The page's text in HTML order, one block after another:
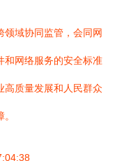
领域协同监管，会同网
和网络服务的安全标准
高质量发展和人民群众